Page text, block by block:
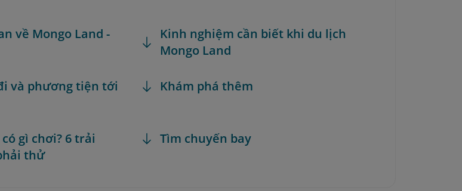
về Mongo Land -
và phương tiện tới
gì chơi? 6 trải
thử
Kinh nghiệm cần biết khi du lịch
Mongo Land
Khám phá thêm
Tìm chuyến bay